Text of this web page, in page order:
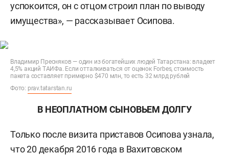
успокоится, он с отцом строил план по выводу
имущества», — рассказывает Осипова.
Владимир Пресняков — один из богатейших людей Татарстана: владеет
4,5% акций ТАИФа. Если отталкиваться от оценок Forbes, стоимость
пакета составляет примерно $470 млн, то есть 32 млрд рублей
Фото: prav.tatarstan.ru
В НЕОПЛАТНОМ СЫНОВЬЕМ ДОЛГУ
Только после визита приставов Осипова узнала,
что 20 декабря 2016 года в Вахитовском